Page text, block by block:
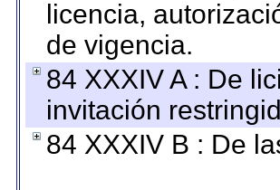
licencia,
de vigencia.
84 XXXIV A : De
invitación
84 XXXIV B : De